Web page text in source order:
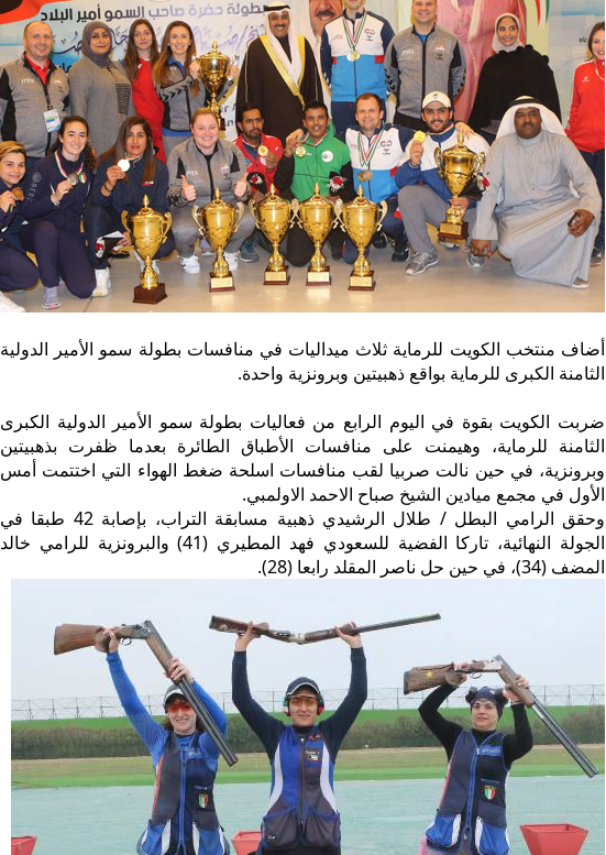
أضاف منتخب الكويت للرماية ثلاث ميداليات في منافسات بطولة سمو الأمير الدولية
الثامنة الكبرى للرماية بواقع ذهبيتين وبرونزية واحدة.
ضربت الكويت بقوة في اليوم الرابع من فعاليات بطولة سمو الأمير الدولية الكبرى
الثامنة للرماية، وهيمنت على منافسات الأطباق الطائرة بعدما ظفرت بذهبيتين
وبرونزية، في حين نالت صربيا لقب منافسات اسلحة ضغط الهواء التي اختتمت أمس
الأول في مجمع ميادين الشيخ صباح الاحمد الاولمبي.
وحقق الرامي البطل / طلال الرشيدي ذهبية مسابقة التراب، بإصابة 42 طبقا في
الجولة النهائية، تاركا الفضية للسعودي فهد المطيري (41) والبرونزية للرامي خالد
المضف (34)، في حين حل ناصر المقلد رابعا (28).